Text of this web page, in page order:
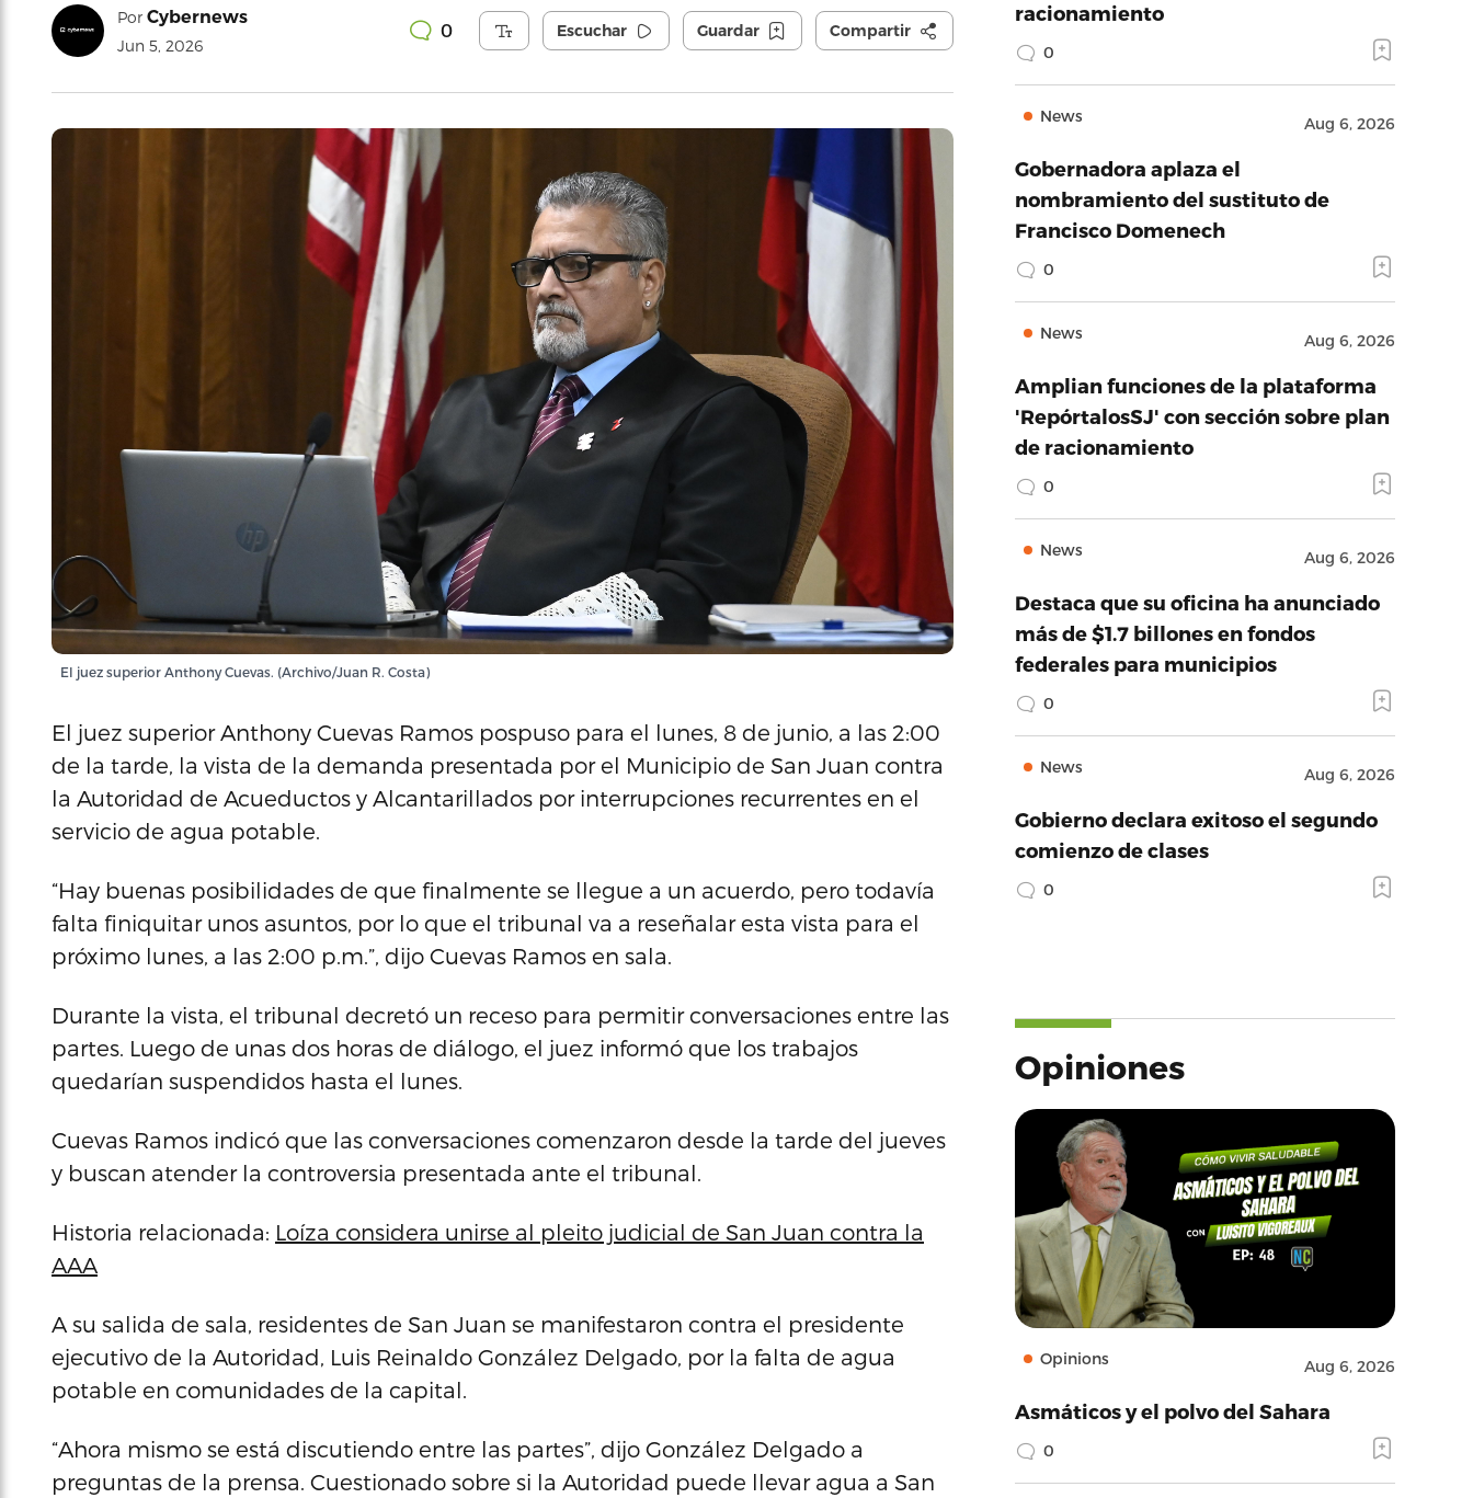
Por Cybernews
Jun 5, 2026
0 Escuchar Guardar Compartir
El juez superior Anthony Cuevas. (Archivo/Juan R. Costa)
El juez superior Anthony Cuevas Ramos pospuso para el lunes, 8 de junio, a las 2:00
de la tarde, la vista de la demanda presentada por el Municipio de San Juan contra
la Autoridad de Acueductos y Alcantarillados por interrupciones recurrentes en el
servicio de agua potable.
“Hay buenas posibilidades de que finalmente se llegue a un acuerdo, pero todavía
falta finiquitar unos asuntos, por lo que el tribunal va a reseñalar esta vista para el
próximo lunes, a las 2:00 p.m.”, dijo Cuevas Ramos en sala.
Durante la vista, el tribunal decretó un receso para permitir conversaciones entre las
partes. Luego de unas dos horas de diálogo, el juez informó que los trabajos
quedarían suspendidos hasta el lunes.
Cuevas Ramos indicó que las conversaciones comenzaron desde la tarde del jueves
y buscan atender la controversia presentada ante el tribunal.
Historia relacionada: Loíza considera unirse al pleito judicial de San Juan contra la
AAA
A su salida de sala, residentes de San Juan se manifestaron contra el presidente
ejecutivo de la Autoridad, Luis Reinaldo González Delgado, por la falta de agua
potable en comunidades de la capital.
“Ahora mismo se está discutiendo entre las partes”, dijo González Delgado a
preguntas de la prensa. Cuestionado sobre si la Autoridad puede llevar agua a San
racionamiento
0
News Aug 6, 2026
Gobernadora aplaza el
nombramiento del sustituto de
Francisco Domenech
0
News Aug 6, 2026
Amplian funciones de la plataforma
'RepórtalosSJ' con sección sobre plan
de racionamiento
0
News Aug 6, 2026
Destaca que su oficina ha anunciado
más de $1.7 billones en fondos
federales para municipios
0
News Aug 6, 2026
Gobierno declara exitoso el segundo
comienzo de clases
0
Opiniones
Opinions Aug 6, 2026
Asmáticos y el polvo del Sahara
0